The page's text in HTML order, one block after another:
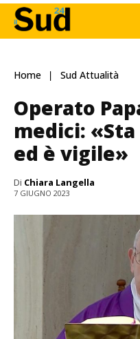
Home Sud Attualità
Operato
medici:
ed è vigile»
Di Chiara Langella
7 GIUGNO 2023